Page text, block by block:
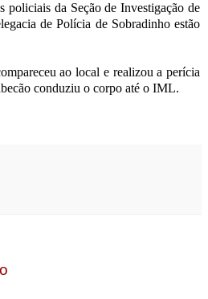
policiais da Seção de Investigação de
de Polícia de Sobradinho estão
ao local e realizou a perícia
conduziu o corpo até o IML.